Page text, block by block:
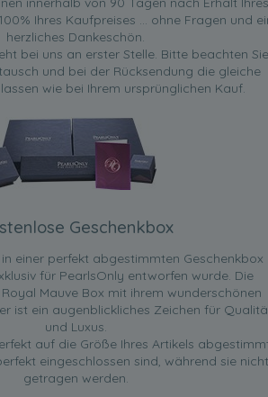
Ihres Kaufpreises ... ohne Fragen und
herzliches Dankeschön.
bei uns an erster Stelle. Bitte beachten
und bei der Rücksendung die gleiche
wie bei Ihrem ursprünglichen Kauf.
Geschenkbox
einer perfekt abgestimmten Geschenkbox
für PearlsOnly entworfen wurde. Die
Mauve Box mit ihrem wunderschönen
ist ein augenblickliches Zeichen für
und Luxus.
auf die Größe Ihres Artikels
eingeschlossen sind, während sie nicht
getragen werden.